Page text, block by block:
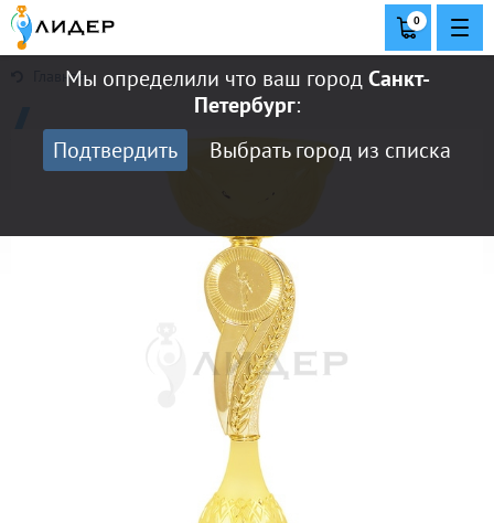
Мы определили что ваш городСанкт-
Петербург:
Подтвердить
Выбрать город из списка
0
Главная